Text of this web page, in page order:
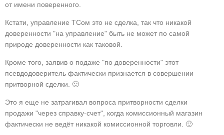
от имени поверенного.
Кстати, управление ТСом это не сделка, так что никакой
доверенности "на управление" быть не может по самой
природе доверенности как таковой.
Кроме того, заявив о подаже "по доверенности" этот
псевдодоверитель фактически признается в совершении
притворной сделки. 🙂
Это я еще не затрагивал вопроса притворности сделки
продажи "через справку-счет", когда комиссионный магазин
фактически не ведёт никакой комиссионной торговли. 🙂